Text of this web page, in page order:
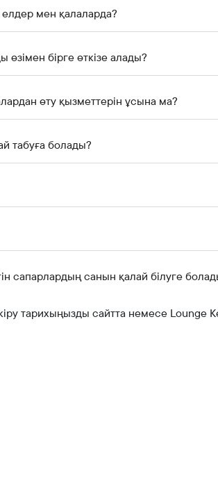
мен қалаларда?
бірге өткізе алады?
өту қызметтерін ұсына ма?
табуға болады?
сапарлардың санын қалай білуге
тарихыңызды сайтта немесе Lounge